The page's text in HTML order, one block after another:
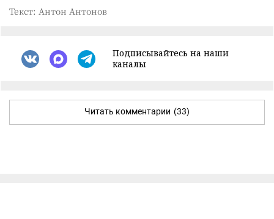
Текст: Антон Антонов
Подписывайтесь на наши
каналы
Читать комментарии (33)